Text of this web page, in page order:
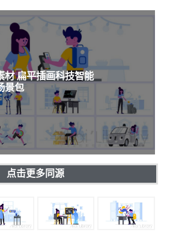
材 扁平插画科技智能
景包
点击更多同源